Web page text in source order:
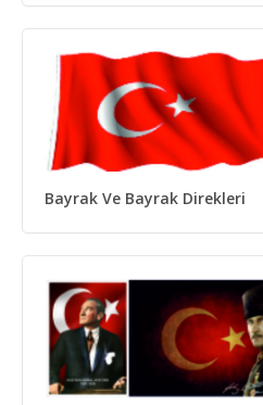
Bayrak Ve Bayrak Direkleri